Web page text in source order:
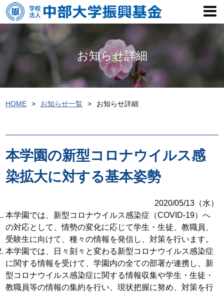
お知らせ詳細
HOME お知らせ一覧 お知らせ詳細
本学園の新型コロナウイルス感
染拡大に対する基本姿勢
2020/05/13（水）
本学園では、新型コロナウイルス感染症（COVID-19）へ
の対応として、情勢の変化に応じて学生・生徒、教職員、
受験生に向けて、種々の情報を発信し、対策を行います。
本学園では、日々刻々と変わる新型コロナウイルス感染症
に関する情報を受けて、学園内の全ての部署が連携し、新
型コロナウイルス感染症に関する情報収集や学生・生徒・
教職員等の情報の集約を行い、現状把握に努め、対策を行